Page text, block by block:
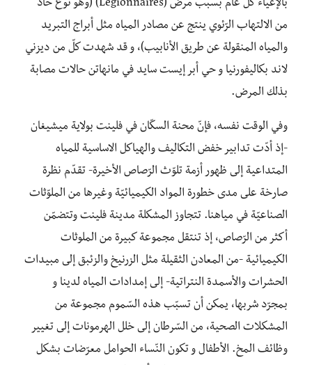
بالإعياء كلّ عام بسبب مرض (Legionnaires) (وهو نوع حادّ
من الالتهاب الرّئوي ينتج عن مصادر المياه مثل أبراج التبريد
والمياه المنقولة عن طريق الأنابيب)، و قد شهدت كلّ من ديزني
لاند بكاليفورنيا و حي أبر إيست سايد في مانهاتن حالات مصابة
بذلك المرض.
وفي الوقت نفسه، فإنّ محنة السكّان في فلينت بولاية ميشيغان
-إذ أدّت تدابير خفض التكاليف والهياكل الاساسية للمياه
المتداعية إلى ظهور أزمة تلوّث الرّصاص الأخيرة- تقدّم نظرة
صارخة على مدى خطورة المواد الكيميائيّة وغيرها من الملوّثات
الصناعيّة في مياهنا. تتجاوز المشكلة مدينة فلينت وتتضمّن
أكثر من الرّصاص، إذ تنتقل مجموعة كبيرة من الملوثات
الكيميائية -من المعادن الثقيلة مثل الزرنيخ والزئبق إلى مبيدات
الحشرات والأسمدة النتراتية- إلى إمدادات المياه لدينا و
بمجرّد شربها، يمكن أن تسبّب هذه السّموم مجموعة من
المشكلات الصحية، من السّرطان إلى خلل الهرمونات إلى تغيير
وظائف المخ. الأطفال و تكون النّساء الحوامل معرّضات بشكل